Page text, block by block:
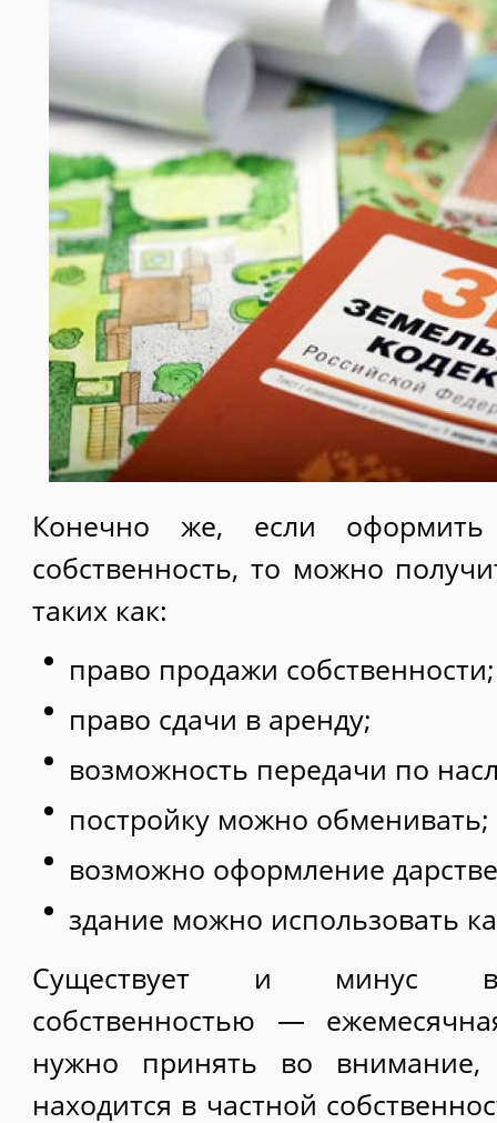
Конечно же, если
собственность, то можно
таких как:
право продажи собственности;
право сдачи в аренду;
возможность передачи по
постройку можно обменивать;
возможно оформление
здание можно использовать
Существует и минус
собственностью —
нужно принять во внимание,
находится в частной